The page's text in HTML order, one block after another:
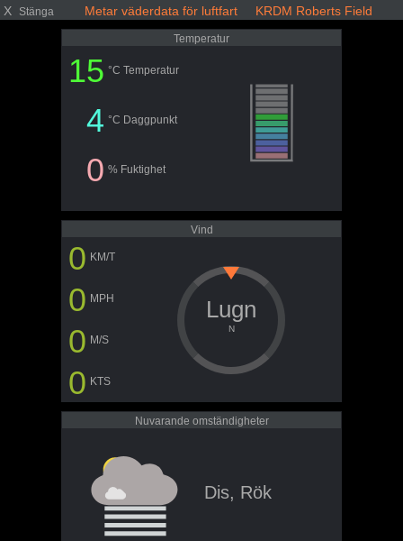
X Stänga Metar väderdata för luftfart KRDM Roberts Field
Temperatur
15 °C Temperatur
4 °C Daggpunkt
0 % Fuktighet
Vind
0 KM/T
0 MPH
0 M/S
0 KTS
Lugn
N
Nuvarande omständigheter
Dis, Rök